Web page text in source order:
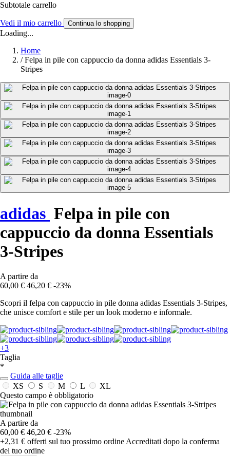
Subtotale carrello
Vedi il mio carrello Continua lo shopping
Loading...
Home
/ Felpa in pile con cappuccio da donna adidas Essentials 3-
Stripes
adidas Felpa in pile con
cappuccio da donna Essentials
3-Stripes
A partire da
60,00 € 46,20 € -23%
Scopri il felpa con cappuccio in pile donna adidas Essentials 3-Stripes,
che unisce comfort e stile per un look moderno e informale.
+3
Taglia
*
Guida alle taglie
XS
S M L
XL
Questo campo è obbligatorio
A partire da
60,00 € 46,20 € -23%
+2,31 € offerti sul tuo prossimo ordine Accreditati dopo la conferma
del tuo ordine